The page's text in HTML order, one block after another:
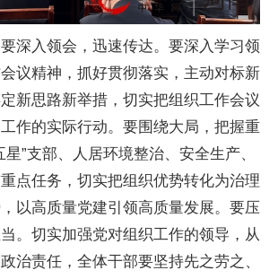
深入领会，迅速传达。要深入学习领
议精神 ，抓好贯彻落实 ，主动对标新
新思路新举措，切实把组织工作会议
作的实际行动。要围绕大局，把握重
星”支部、人居环境整治、安全生产、
点任务，切实把组织优势转化为治理
以高质量党建引领高质量发展。要压
。切实加强党对组织工作的领导，从
治责任，全体干部要坚持先之劳之、